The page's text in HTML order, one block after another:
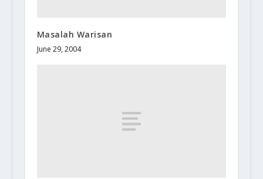
Masalah Warisan
June 29, 2004